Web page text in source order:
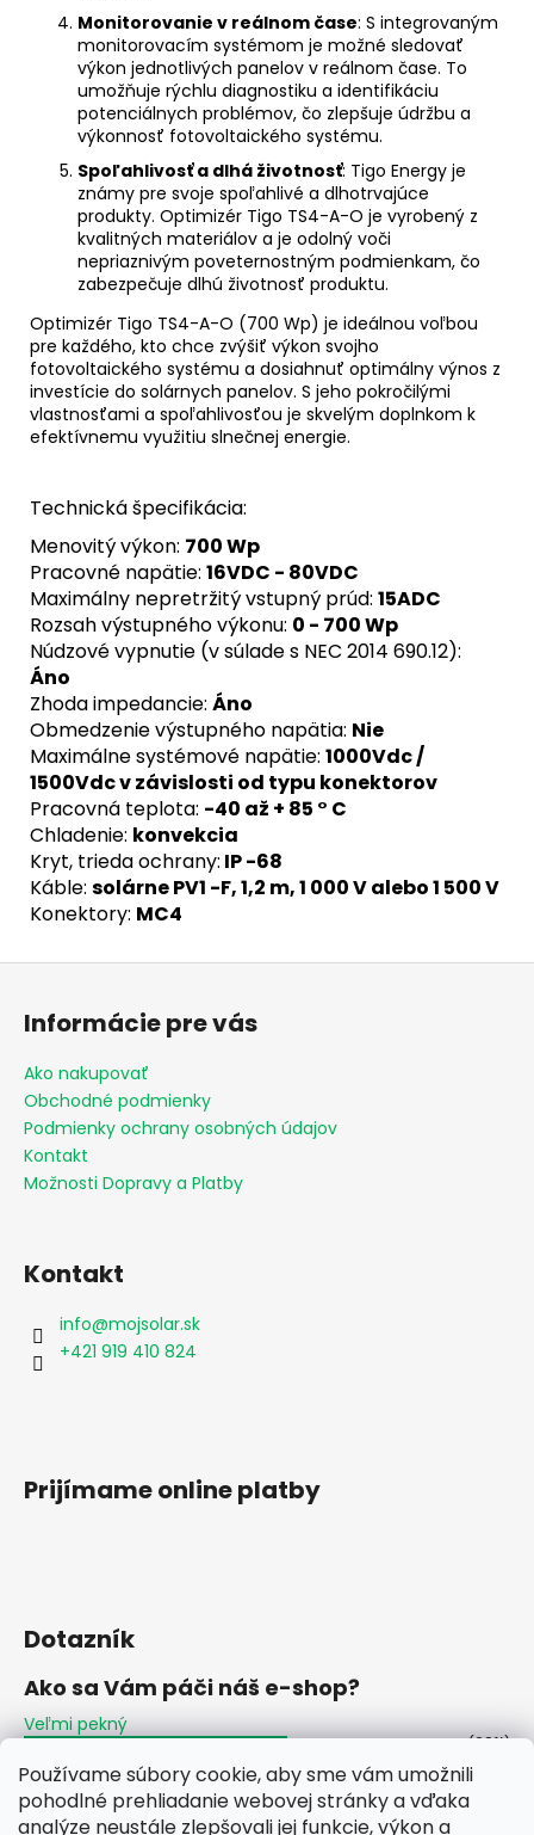
Používame súbory cookie, aby sme vám umožnili
pohodlné prehliadanie webovej stránky a vďaka
analýze neustále zlepšovali jej funkcie, výkon a
Monitorovanie v reálnom čase: S integrovaným
monitorovacím systémom je možné sledovať
výkon jednotlivých panelov v reálnom čase. To
umožňuje rýchlu diagnostiku a identifikáciu
potenciálnych problémov, čo zlepšuje údržbu a
výkonnosť fotovoltaického systému.
Spoľahlivosť a dlhá životnosť: Tigo Energy je
známy pre svoje spoľahlivé a dlhotrvajúce
produkty. Optimizér Tigo TS4-A-O je vyrobený z
kvalitných materiálov a je odolný voči
nepriaznivým poveternostným podmienkam, čo
zabezpečuje dlhú životnosť produktu.
Optimizér Tigo TS4-A-O (700 Wp) je ideálnou voľbou
pre každého, kto chce zvýšiť výkon svojho
fotovoltaického systému a dosiahnuť optimálny výnos z
investície do solárnych panelov. S jeho pokročilými
vlastnosťami a spoľahlivosťou je skvelým doplnkom k
efektívnemu využitiu slnečnej energie.
Technická špecifikácia:
Menovitý výkon: 700 Wp
Pracovné napätie: 16VDC - 80VDC
Maximálny nepretržitý vstupný prúd: 15ADC
Rozsah výstupného výkonu: 0 - 700 Wp
Núdzové vypnutie (v súlade s NEC 2014 690.12):
Áno
Zhoda impedancie: Áno
Obmedzenie výstupného napätia: Nie
Maximálne systémové napätie: 1000Vdc /
1500Vdc v závislosti od typu konektorov
Pracovná teplota: -40 až + 85 ° C
Chladenie: konvekcia
Kryt, trieda ochrany: IP -68
Káble: solárne PV1 -F, 1,2 m, 1 000 V alebo 1 500 V
Konektory: MC4
Z
Informácie pre vás
Ako nakupovať
Obchodné podmienky
Podmienky ochrany osobných údajov
Kontakt
Možnosti Dopravy a Platby
Kontakt
info@mojsolar.sk
+421 919 410 824
Prijímame online platby
Dotazník
Ako sa Vám páči náš e-shop?
Veľmi pekný
(60%)
Ujde to
Nepáči sa mi